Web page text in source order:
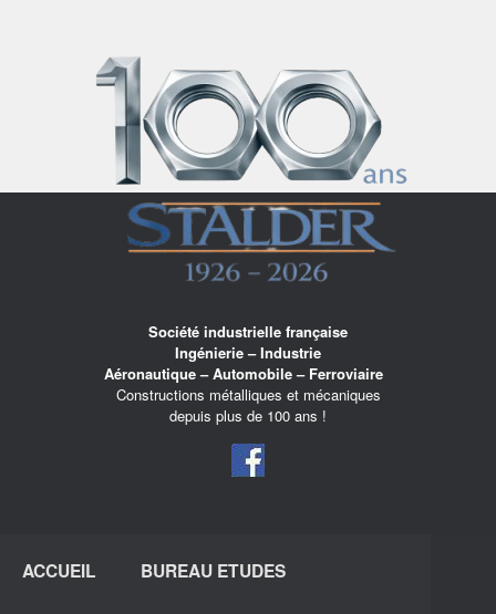
Société industrielle française
Ingénierie – Industrie
Aéronautique – Automobile – Ferroviaire
Constructions métalliques et mécaniques
depuis plus de 100 ans !
ACCUEIL BUREAU ETUDES